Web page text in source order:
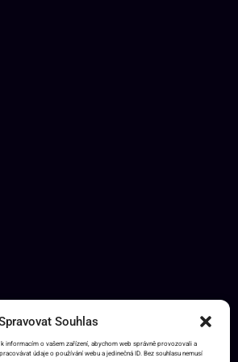
Souhlas
informacím o vašem zařízení, abychom web správně provozovali a
údaje o používání webu a jedinečná ID. Bez souhlasu nemusí